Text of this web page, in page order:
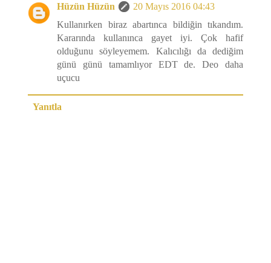
Hüzün Hüzün
20 Mayıs 2016 04:43
Kullanırken biraz abartınca bildiğin tıkandım.
Kararında kullanınca gayet iyi. Çok hafif
olduğunu söyleyemem. Kalıcılığı da dediğim
günü günü tamamlıyor EDT de. Deo daha
uçucu
Yanıtla